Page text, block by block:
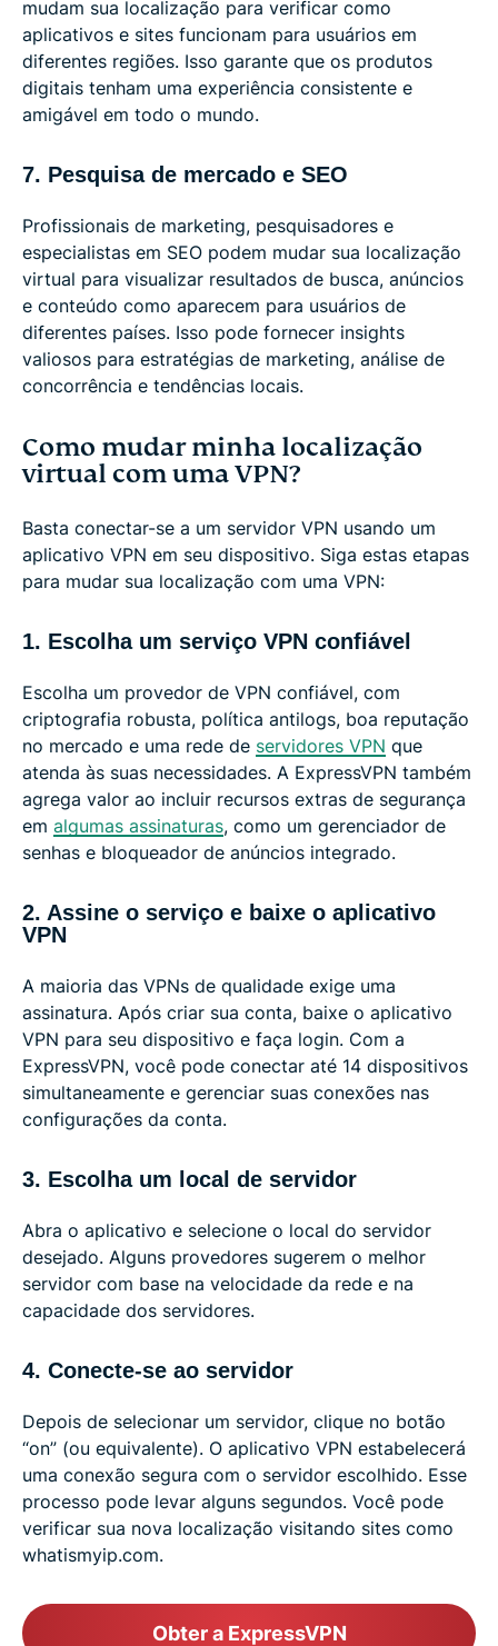
mudam sua localização para verificar como
aplicativos e sites funcionam para usuários em
diferentes regiões. Isso garante que os produtos
digitais tenham uma experiência consistente e
amigável em todo o mundo.
7. Pesquisa de mercado e SEO
Profissionais de marketing, pesquisadores e
especialistas em SEO podem mudar sua localização
virtual para visualizar resultados de busca, anúncios
e conteúdo como aparecem para usuários de
diferentes países. Isso pode fornecer insights
valiosos para estratégias de marketing, análise de
concorrência e tendências locais.
Como mudar minha localização
virtual com uma VPN?
Basta conectar-se a um servidor VPN usando um
aplicativo VPN em seu dispositivo. Siga estas etapas
para mudar sua localização com uma VPN:
1. Escolha um serviço VPN confiável
Escolha um provedor de VPN confiável, com
criptografia robusta, política antilogs, boa reputação
no mercado e uma rede de servidores VPN que
atenda às suas necessidades. A ExpressVPN também
agrega valor ao incluir recursos extras de segurança
em algumas assinaturas, como um gerenciador de
senhas e bloqueador de anúncios integrado.
2. Assine o serviço e baixe o aplicativo
VPN
A maioria das VPNs de qualidade exige uma
assinatura. Após criar sua conta, baixe o aplicativo
VPN para seu dispositivo e faça login. Com a
ExpressVPN, você pode conectar até 14 dispositivos
simultaneamente e gerenciar suas conexões nas
configurações da conta.
3. Escolha um local de servidor
Abra o aplicativo e selecione o local do servidor
desejado. Alguns provedores sugerem o melhor
servidor com base na velocidade da rede e na
capacidade dos servidores.
4. Conecte-se ao servidor
Depois de selecionar um servidor, clique no botão
“on” (ou equivalente). O aplicativo VPN estabelecerá
uma conexão segura com o servidor escolhido. Esse
processo pode levar alguns segundos. Você pode
verificar sua nova localização visitando sites como
whatismyip.com.
Obter a ExpressVPN